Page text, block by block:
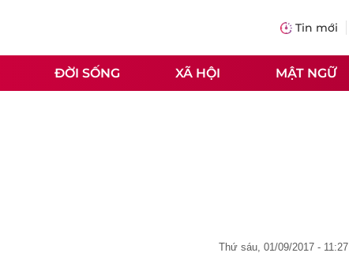
Tin mới
ĐỜI SỐNG XÃ HỘI MẬT NGỮ
thứ sáu, 01/09/2017 - 11:27